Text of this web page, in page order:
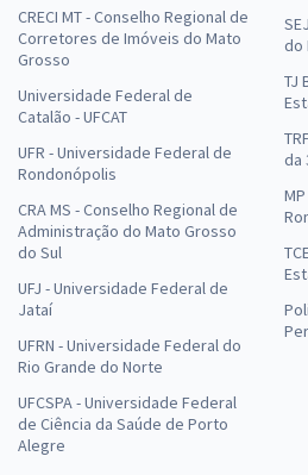
CRECI MT - Conselho Regional de
Corretores de Imóveis do Mato
Grosso
Universidade Federal de
Catalão - UFCAT
UFR - Universidade Federal de
Rondonópolis
CRA MS - Conselho Regional de
Administração do Mato Grosso
do Sul
UFJ - Universidade Federal de
Jataí
UFRN - Universidade Federal do
Rio Grande do Norte
UFCSPA - Universidade Federal
de Ciência da Saúde de Porto
Alegre
do
TJ
da